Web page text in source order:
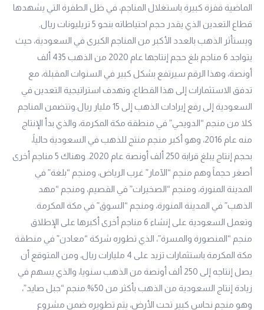
الماضية قفزة كبيرة باستغلال المناجم، في ظل الطفرة التي يشهدها
قطاع التعدين الذي يقدر حجم احتياطاته بنحو 5 تريليونات ريال.
ويستأثر الذهب بالعدد الأكبر من المناجم الكبرى في السعودية، حيث
يتواجد 6 مناجم بلغ حجم إنتاجها عام 2020 من الذهب 435 ألف
أونصة، وهذا الرقم سيرتفع بشكل كبير في السنوات المقبلة، مع
تدفق الاستثمارات إلى هذا القطاع، وتهدف استراتيجية التعدين في
السعودية إلى رفع إيرادات الذهب إلى 15 مليار ريال.وتتضمن المناجم
كلا من منجم “الدويحي” في منطقة مكة المكرمة، والذي بدأ الإنتاج
منه عام 2016، وهو أكبر منجم منتج للذهب في السعودية حالياً،
بحجم إنتاج يبلغ قرابة 250 ألف أونصة عام 2020. وهناك 5 مناجم أخرى
أصغر حجماً وهم منجم “الآمار” غرب الرياض، ومنجم “بلغة” في
المدينة المنورة، ومنجم “الصخيرات” في القصيم، ومنجم “مهد
الذهب” في المدينة المنورة، ومنجم “السوق” في مكة المكرمة.
وتعمل السعودية على إنشاء 6 مناجم أخرى أكبرها على الإطلاق
منجم “المنصورة والمسرة”، الذي تطوره شركة “معادن” في منطقة
مكة المكرمة باستثمارات تزيد على 4 مليارات ريال، ومن المتوقع أن
يصل إنتاجه إلى 250 ألف أونصة من الذهب سنويا، والذي يسهم في
زيادة إنتاج السعودية من الذهب بأكثر من 50%.منجم “جبل صايد”،
وهو منجم نحاس كبير تحت الأرض، يتم تطويره ضمن مشروع